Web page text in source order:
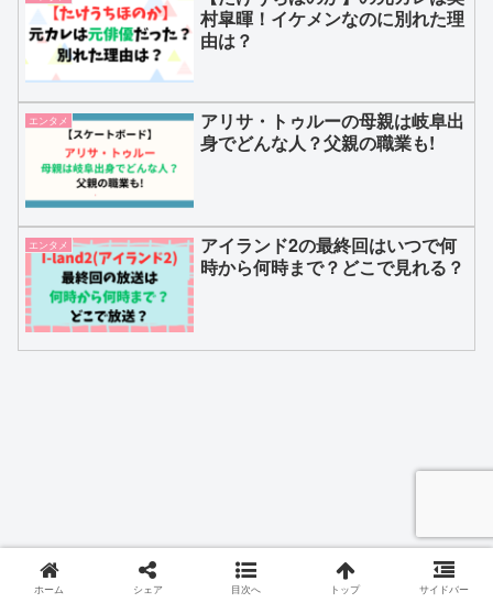
村皐暉！イケメンなのに別れた理
由は？
エンタメ
アリサ・トゥルーの母親は岐阜出
身でどんな人？父親の職業も!
エンタメ
アイランド2の最終回はいつで何
時から何時まで？どこで見れる？
ホーム シェア 目次へ トップ サイドバー